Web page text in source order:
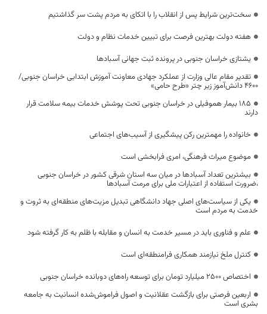
سخت‌ترین شرایط پس از انقلاب را با اتکای به مردم پشت سر گذاشتیم
هفته دولت بهترین فرصت برای تبیین خدمات نظام و دولت
یشتازی خراسان جنوبی در پرونده ثبت جهانی آسبادها
تقدیر مقام عالی وزارت از عملکرد جهادی معاونت آموزش ابتدایی خراسان جنوبی/
۴۶۰۰ دانش‌آموز زیر چتر «طرح حامی»
۱۸۵ بیمار هموفیلی در خراسان جنوبی تحت پوشش خدمات بیمه سلامت قرار
دارند
خانواده را مهمترین رکن پیشگیری از آسیب‌های اجتماعی
موضوع میراث فرهنگی، امری فرابخشی است
بیشترین تعداد آسبادها در میان سه استان شرقی کشور در خراسان جنوبی
،ضرورت استفاده از اعتبارات ملی برای مرمت آسبادها
یکی از سیاست‌های اصلی جهاد دانشگاهی تبدیل مزیت‌های منطقه‌ای به ثروت و
خدمت به مردم است
علم و فناوری باید در مسیر خدمت به انسان و مقابله با ظلم به کار گرفته شود
کنترل ملخ نیازمند همکاری فرامنطقه‌ای است
اختصاص 2500 میلیارد تومان برای توسعه راه‌های دوبانده خراسان جنوبی
اربعین فرصتی برای بازگشت عقلانیت و اصول فراموش‌شده انسانیت به جامعه
بشری است